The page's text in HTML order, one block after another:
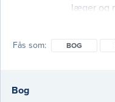
læger og
patient.
Fås som BOG
Bog